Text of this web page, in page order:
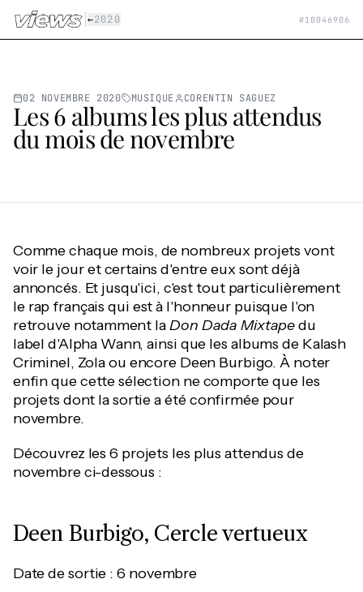
Aller au contenu principal
←2020 # 10046906
02 NOVEMBRE 2020 MUSIQUE CORENTIN SAGUEZ
Les 6 albums les plus attendus
du mois de novembre
Comme chaque mois, de nombreux projets vont
voir le jour et certains d'entre eux sont déjà
annoncés. Et jusqu'ici, c'est tout particulièrement
le rap français qui est à l'honneur puisque l'on
retrouve notamment laDon Dada Mixtapedu
label d'Alpha Wann, ainsi que les albums de Kalash
Criminel, Zola ou encore Deen Burbigo. À noter
enfin que cette sélection ne comporte que les
projets dont la sortie a été confirmée pour
novembre.
Découvrez les 6 projets les plus attendus de
novembre ci-dessous :
Deen Burbigo, Cercle vertueux
Date de sortie : 6 novembre